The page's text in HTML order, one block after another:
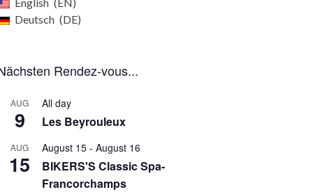
Deutsch
DE
Rendez-vous...
AUG
9
All day
Les Beyrouleux
AUG
15
August 15 - August 16
BIKERS'S Classic Spa-
Francorchamps